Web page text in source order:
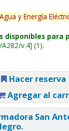
Agua y Energía
disponibles para
v.4 (1).
Hacer reserva
Agregar al
San